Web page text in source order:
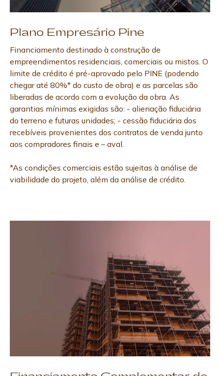
Plano Empresário Pine
Financiamento destinado à construção de
empreendimentos residenciais, comerciais ou mistos. O
limite de crédito é pré-aprovado pelo PINE (podendo
chegar até 80%* do custo de obra) e as parcelas são
liberadas de acordo com a evolução da obra. As
garantias mínimas exigidas são: - alienação fiduciária
do terreno e futuras unidades; - cessão fiduciária dos
recebíveis provenientes dos contratos de venda junto
aos compradores finais e – aval.
*As condições comerciais estão sujeitas à análise de
viabilidade do projeto, além da análise de crédito.